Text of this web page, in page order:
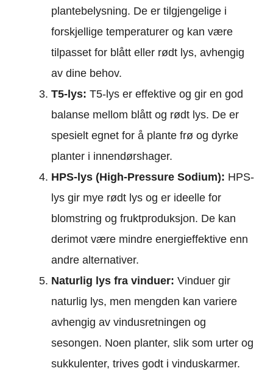
plantebelysning. De er tilgjengelige i
forskjellige temperaturer og kan være
tilpasset for blått eller rødt lys, avhengig
av dine behov.
T5-lys: T5-lys er effektive og gir en god
balanse mellom blått og rødt lys. De er
spesielt egnet for å plante frø og dyrke
planter i innendørshager.
HPS-lys (High-Pressure Sodium): HPS-
lys gir mye rødt lys og er ideelle for
blomstring og fruktproduksjon. De kan
derimot være mindre energieffektive enn
andre alternativer.
Naturlig lys fra vinduer: Vinduer gir
naturlig lys, men mengden kan variere
avhengig av vindusretningen og
sesongen. Noen planter, slik som urter og
sukkulenter, trives godt i vinduskarmer.